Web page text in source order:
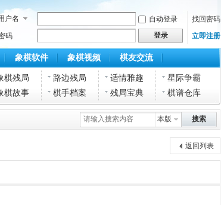
户名
自动登录
找回密码
码
登录 立即注册
象棋软件 象棋视频 棋友交流
棋残局 路边残局 适情雅趣
星际争霸
棋故事 棋手档案 残局宝典 棋谱仓库
本版 搜索
返回列表